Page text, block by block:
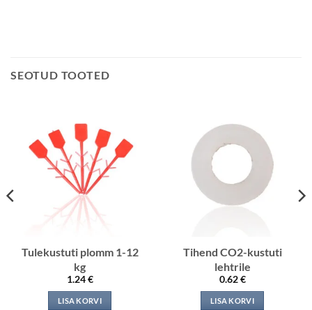
SEOTUD TOOTED
Tulekustuti plomm 1-12
kg
1.24€
LISA KORVI
Tihend CO2-kustuti
lehtrile
0.62€
LISA KORVI